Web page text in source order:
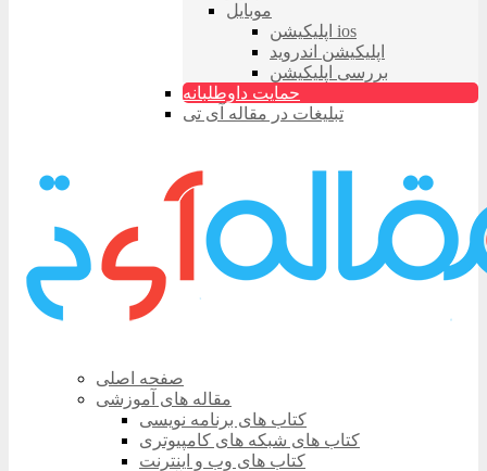
موبایل
اپلیکیشن ios
اپلیکیشن اندروید
بررسی اپلیکیشن
حمایت داوطلبانه
تبلیغات در مقاله آی تی
صفحه اصلی
مقاله های آموزشی
کتاب های برنامه نویسی
کتاب های شبکه های کامپیوتری
کتاب های وب و اینترنت